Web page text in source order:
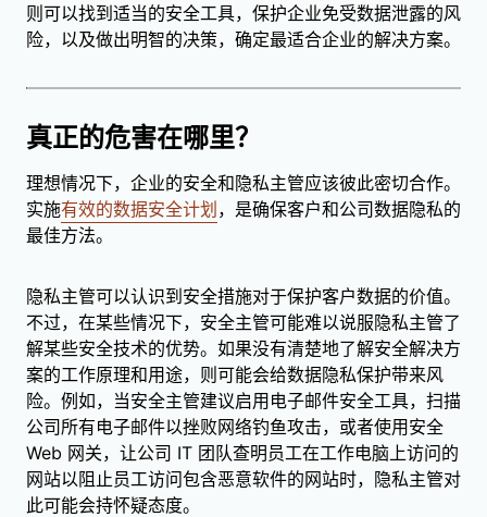
则可以找到适当的安全工具，保护企业免受数据泄露的风
险，以及做出明智的决策，确定最适合企业的解决方案。
真正的危害在哪里？
理想情况下，企业的安全和隐私主管应该彼此密切合作。
实施有效的数据安全计划，是确保客户和公司数据隐私的
最佳方法。
隐私主管可以认识到安全措施对于保护客户数据的价值。
不过，在某些情况下，安全主管可能难以说服隐私主管了
解某些安全技术的优势。如果没有清楚地了解安全解决方
案的工作原理和用途，则可能会给数据隐私保护带来风
险。例如，当安全主管建议启用电子邮件安全工具，扫描
公司所有电子邮件以挫败网络钓鱼攻击，或者使用安全
Web 网关，让公司 IT 团队查明员工在工作电脑上访问的
网站以阻止员工访问包含恶意软件的网站时，隐私主管对
此可能会持怀疑态度。